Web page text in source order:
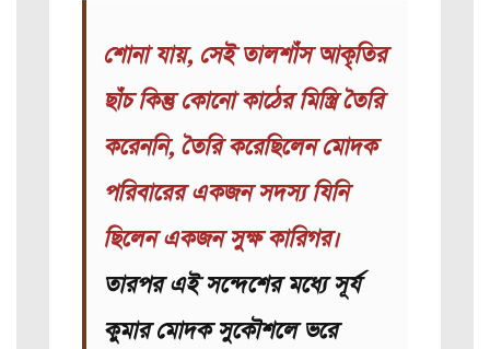
শোনা যায়, সেই তালশাঁস আকৃতির
ছাঁচ কিন্তু কোনো কাঠের মিস্ত্রি তৈরি
করেননি, তৈরি করেছিলেন মোদক
পরিবারের একজন সদস্য যিনি
ছিলেন একজন সুক্ষ কারিগর।
তারপর এই সন্দেশের মধ্যে সূর্য
কুমার মোদক সুকৌশলে ভরে